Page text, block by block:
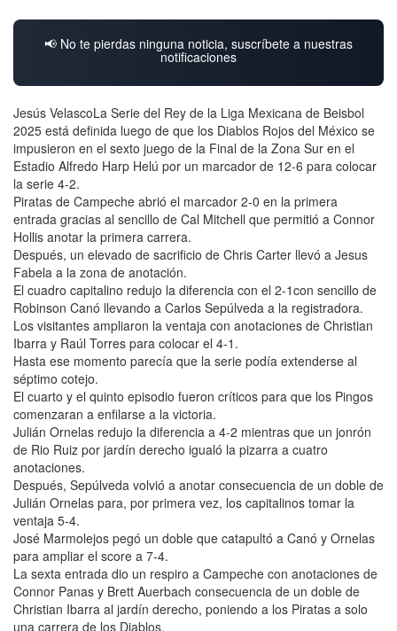
📢 No te pierdas ninguna noticia, suscríbete a nuestras
notificaciones
Jesús VelascoLa Serie del Rey de la Liga Mexicana de Beisbol
2025 está definida luego de que los Diablos Rojos del México se
impusieron en el sexto juego de la Final de la Zona Sur en el
Estadio Alfredo Harp Helú por un marcador de 12-6 para colocar
la serie 4-2.
Piratas de Campeche abrió el marcador 2-0 en la primera
entrada gracias al sencillo de Cal Mitchell que permitió a Connor
Hollis anotar la primera carrera.
Después, un elevado de sacrificio de Chris Carter llevó a Jesus
Fabela a la zona de anotación.
El cuadro capitalino redujo la diferencia con el 2-1con sencillo de
Robinson Canó llevando a Carlos Sepúlveda a la registradora.
Los visitantes ampliaron la ventaja con anotaciones de Christian
Ibarra y Raúl Torres para colocar el 4-1.
Hasta ese momento parecía que la serie podía extenderse al
séptimo cotejo.
El cuarto y el quinto episodio fueron críticos para que los Pingos
comenzaran a enfilarse a la victoria.
Julián Ornelas redujo la diferencia a 4-2 mientras que un jonrón
de Rio Ruiz por jardín derecho igualó la pizarra a cuatro
anotaciones.
Después, Sepúlveda volvió a anotar consecuencia de un doble de
Julián Ornelas para, por primera vez, los capitalinos tomar la
ventaja 5-4.
José Marmolejos pegó un doble que catapultó a Canó y Ornelas
para ampliar el score a 7-4.
La sexta entrada dio un respiro a Campeche con anotaciones de
Connor Panas y Brett Auerbach consecuencia de un doble de
Christian Ibarra al jardín derecho, poniendo a los Piratas a solo
una carrera de los Diablos.